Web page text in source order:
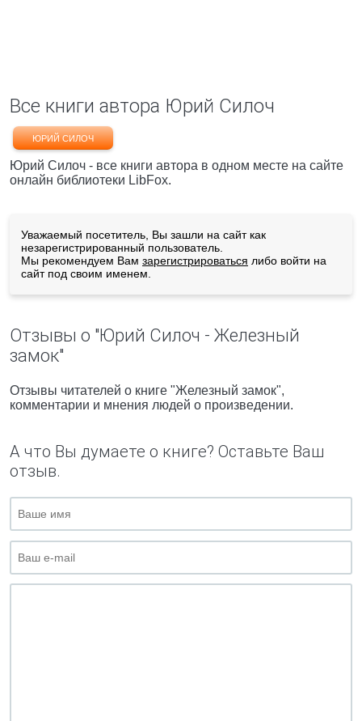
Все книги автора Юрий Силоч
ЮРИЙ СИЛОЧ
Юрий Силоч - все книги автора в одном месте на сайте
онлайн библиотеки LibFox.
Уважаемый посетитель, Вы зашли на сайт как
незарегистрированный пользователь.
Мы рекомендуем Вам зарегистрироваться либо войти на
сайт под своим именем.
Отзывы о "Юрий Силоч - Железный
замок"
Отзывы читателей о книге "Железный замок",
комментарии и мнения людей о произведении.
А что Вы думаете о книге? Оставьте Ваш
отзыв.